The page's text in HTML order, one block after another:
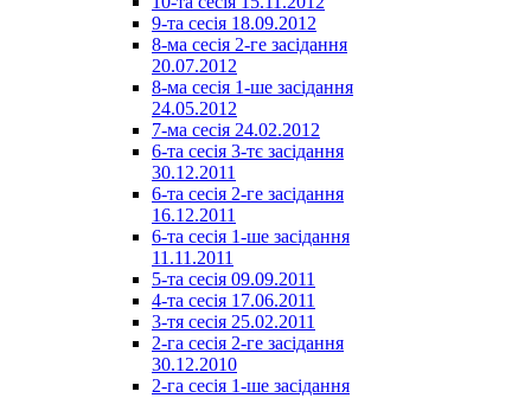
9-та сесія 18.09.2012
8-ма сесія 2-ге засідання
20.07.2012
8-ма сесія 1-ше засідання
24.05.2012
7-ма сесія 24.02.2012
6-та сесія 3-тє засідання
30.12.2011
6-та сесія 2-ге засідання
16.12.2011
6-та сесія 1-ше засідання
11.11.2011
5-та сесія 09.09.2011
4-та сесія 17.06.2011
3-тя сесія 25.02.2011
2-га сесія 2-ге засідання
30.12.2010
2-га сесія 1-ше засідання